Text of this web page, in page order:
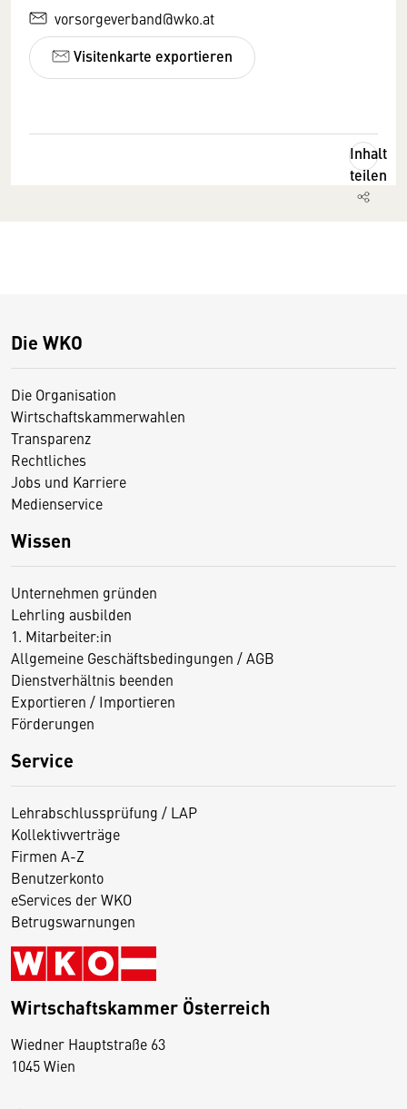
vorsorgeverband@wko.at
Visitenkarte exportieren
Inhalt
teilen
Die WKO
Die Organisation
Wirtschaftskammerwahlen
Transparenz
Rechtliches
Jobs und Karriere
Medienservice
Wissen
Unternehmen gründen
Lehrling ausbilden
1. Mitarbeiter:in
Allgemeine Geschäftsbedingungen / AGB
Dienstverhältnis beenden
Exportieren / Importieren
Förderungen
Service
Lehrabschlussprüfung / LAP
Kollektivverträge
Firmen A-Z
Benutzerkonto
eServices der WKO
Betrugswarnungen
Wirtschaftskammer Österreich
Wiedner Hauptstraße 63
1045 Wien
D